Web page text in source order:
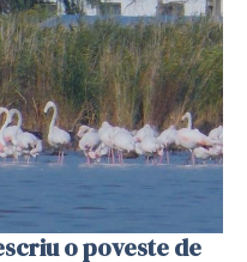
o poveste de